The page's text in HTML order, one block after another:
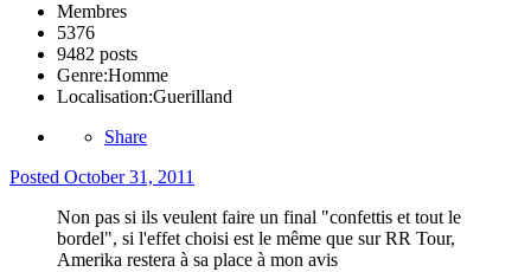
Membres
5376
9482 posts
Genre:Homme
Localisation:Guerilland
Share
Posted October 31, 2011
Non pas si ils veulent faire un final "confettis et tout le
bordel", si l'effet choisi est le même que sur RR Tour,
Amerika restera à sa place à mon avis